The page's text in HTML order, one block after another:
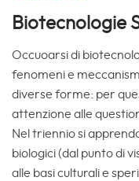
Biotecnologie
Occuoarsi di
fenomeni e
diverse forme: per
attenzione alle
Nel triennio si
biologici (dal punto di
alle basi culturali e